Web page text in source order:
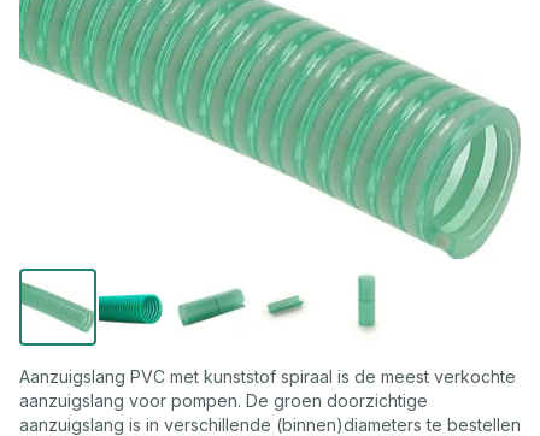
Aanzuigslang PVC met kunststof spiraal is de meest verkochte
aanzuigslang voor pompen. De groen doorzichtige
aanzuigslang is in verschillende (binnen)diameters te bestellen